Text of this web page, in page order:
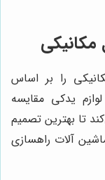
را بر اساس
یدکی مقایسه
تا بهترین تصمیم
آلات راهسازی